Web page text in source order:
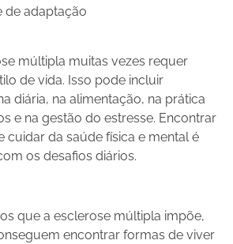
de adaptação
múltipla muitas vezes requer
de vida. Isso pode incluir
diária, na alimentação, na prática
e na gestão do estresse. Encontrar
cuidar da saúde física e mental é
os desafios diários.
que a esclerose múltipla impõe,
encontrar formas de viver